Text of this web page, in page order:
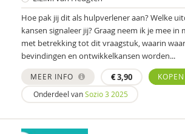
Pim Kaal
Lucet van der Kamp
Jenny Kamzoun
Simona Karbouniaris
Simona Karbouniaris
Hoe pak jij dit als hulpverlener aan? Welke
kansen signaleer jij? Graag neem ik je mee
met betrekking tot dit vraagstuk, waarin
bevindingen en ontwikkelkansen worden...
MEER INFO €3,90
KOPEN
Onderdeel vanSozio 3 2025